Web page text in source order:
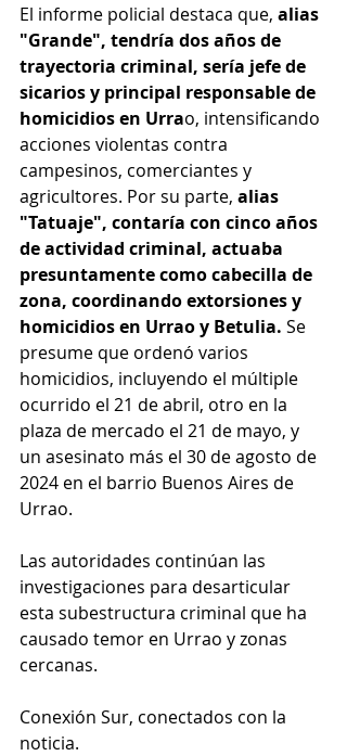
El informe policial destaca que, alias
"Grande", tendría dos años de
trayectoria criminal, sería jefe de
sicarios y principal responsable de
homicidios en Urrao, intensificando
acciones violentas contra
campesinos, comerciantes y
agricultores. Por su parte, alias
"Tatuaje", contaría con cinco años
de actividad criminal, actuaba
presuntamente como cabecilla de
zona, coordinando extorsiones y
homicidios en Urrao y Betulia. Se
presume que ordenó varios
homicidios, incluyendo el múltiple
ocurrido el 21 de abril, otro en la
plaza de mercado el 21 de mayo, y
un asesinato más el 30 de agosto de
2024 en el barrio Buenos Aires de
Urrao.
Las autoridades continúan las
investigaciones para desarticular
esta subestructura criminal que ha
causado temor en Urrao y zonas
cercanas.
Conexión Sur, conectados con la
noticia.